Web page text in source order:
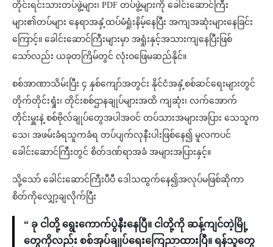
တိုင်းရင်းသားတပ်ဖွဲ့များ၊ PDF တပ်ဖွဲ့များကို ခေါင်းဆောင်ကြီး
များ၏တပ်များ နေရာအနှံ့ထပ်မံရှုံးနိမ့်နေပြီး အကျအဆုံးများနေခြင်း
ကြောင့်။ ခေါင်းဆောင်ကြီးများမှာ အရှုံးနှင့်အသားကျနေပြီးဖြစ်
သော်လည်း ယခုတကြိမ်တွင် လုံးဝဖြေမဆည်နိုင်။
စစ်အာဏာသိမ်းပြီး ၄ နှစ်ကျော်အတွင်း နိုင်ငံအနှံ့စစ်ဆင်ရေးများတွင်
တိုက်တိုင်းရှုံး၊ တိုင်းစစ်ဌာနချုပ်များအထိ ကျဆုံး၊ လက်အောက်
တိုင်းမှူးနဲ့ စစ်ဗိုလ်ချုပ်တွေအပါအဝင် တပ်သားအများအပြား သေသူက
သေ၊ အဖမ်းခံရသူကခံရ တပ်ပျက်လုနီးပါးဖြစ်နေ၍ မူလကပင်
ခေါင်းဆောင်ကြီးတွင် စိတ်ဒဏ်ရာအခံ အများအပြားနှင့်။
သို့သော် ခေါင်းဆောင်ကြီးပီပီ ဒေါသထွက်နေ၍အလုပ်မဖြစ်ဆိုကာ
စိတ်ကိုလျှော့ချလိုက်ပြီး
“ ခု ငါတို့ ရွေးကောက်ပွဲနီးနေပြီ။ ငါတို့ကို ဆန့်ကျင်တဲ့မြို့
တွေကိုလည်း စစ်အုပ်ချုပ်ရေးကြေညာထားပြီ။ ရန်သူတွေ